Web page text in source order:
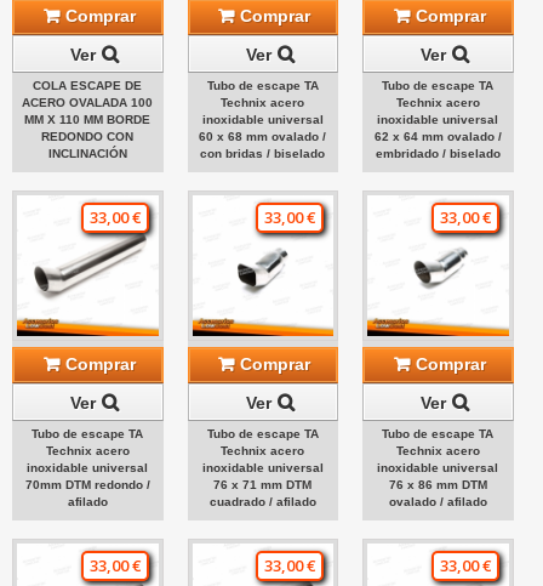
Comprar
Ver
COLA ESCAPE DE
ACERO OVALADA 100
MM X 110 MM BORDE
REDONDO CON
INCLINACIÓN
Comprar
Ver
Tubo de escape TA
Technix acero
inoxidable universal
60 x 68 mm ovalado /
con bridas / biselado
Comprar
Ver
Tubo de escape TA
Technix acero
inoxidable universal
62 x 64 mm ovalado /
embridado / biselado
33,00 €
Comprar
Ver
Tubo de escape TA
Technix acero
inoxidable universal
70mm DTM redondo /
afilado
33,00 €
Comprar
Ver
Tubo de escape TA
Technix acero
inoxidable universal
76 x 71 mm DTM
cuadrado / afilado
33,00 €
Comprar
Ver
Tubo de escape TA
Technix acero
inoxidable universal
76 x 86 mm DTM
ovalado / afilado
33,00 € 33,00 € 33,00 €